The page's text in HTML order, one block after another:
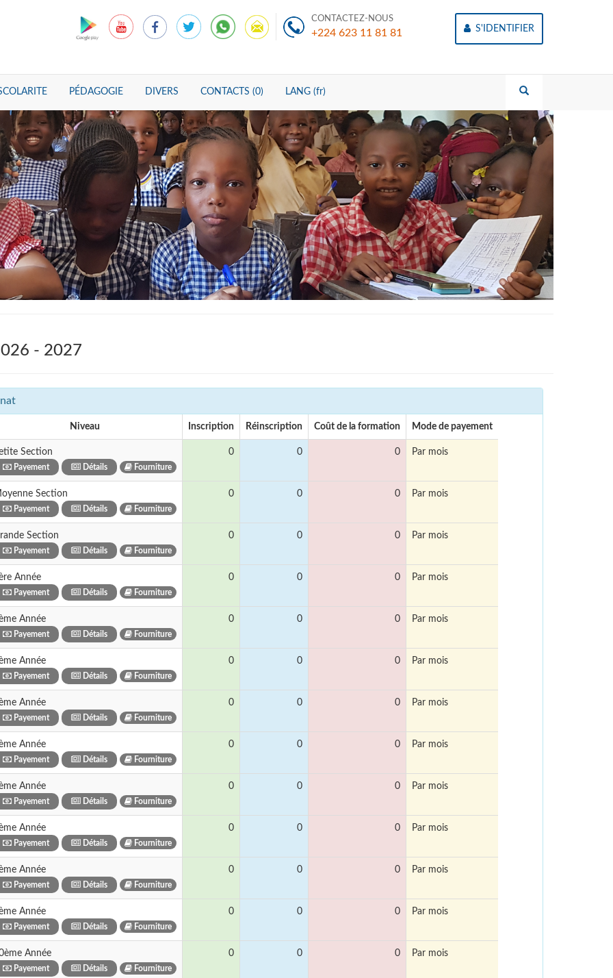
CONTACTEZ-NOUS
+224 623 11 81 81 S'IDENTIFIER
PÉDAGOGIE DIVERS CONTACTS (0) LANG (fr)
- 2027
Niveau Inscription Réinscription Coût de la formation Mode de payement
Section
Payement Détails Fourniture
0 0 0 Par mois
Section
Payement Détails Fourniture
0 0 0 Par mois
Section
Payement Détails Fourniture
0 0 0 Par mois
Année
Payement Détails Fourniture
0 0 0 Par mois
Année
Payement Détails Fourniture
0 0 0 Par mois
Année
Payement Détails Fourniture
0 0 0 Par mois
Année
Payement Détails Fourniture
0 0 0 Par mois
Année
Payement Détails Fourniture
0 0 0 Par mois
Année
Payement Détails Fourniture
0 0 0 Par mois
Année
Payement Détails Fourniture
0 0 0 Par mois
Année
Payement Détails Fourniture
0 0 0 Par mois
Année
Payement Détails Fourniture
0 0 0 Par mois
Année
Payement Détails Fourniture
0 0 0 Par mois